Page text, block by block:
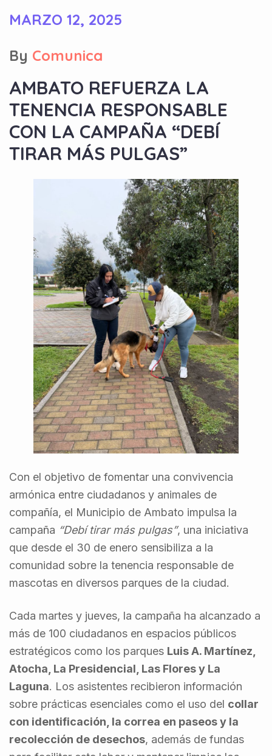
MARZO 12, 2025
By Comunica
AMBATO REFUERZA LA
TENENCIA RESPONSABLE
CON LA CAMPAÑA “DEBÍ
TIRAR MÁS PULGAS”
Con el objetivo de fomentar una convivencia
armónica entre ciudadanos y animales de
compañía, el Municipio de Ambato impulsa la
campaña “Debí tirar más pulgas”, una iniciativa
que desde el 30 de enero sensibiliza a la
comunidad sobre la tenencia responsable de
mascotas en diversos parques de la ciudad.
Cada martes y jueves, la campaña ha alcanzado a
más de 100 ciudadanos en espacios públicos
estratégicos como los parques Luis A. Martínez,
Atocha, La Presidencial, Las Flores y La
Laguna. Los asistentes recibieron información
sobre prácticas esenciales como el uso del collar
con identificación, la correa en paseos y la
recolección de desechos, además de fundas